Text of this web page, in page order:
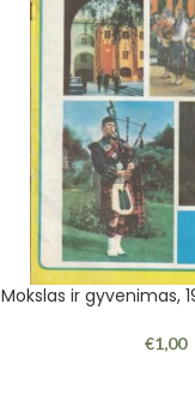
Mokslas ir gyvenimas,
€1,00